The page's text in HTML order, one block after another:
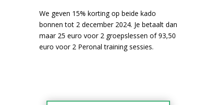
We geven 15% korting op beide kado
bonnen tot 2 december 2024. Je betaalt dan
maar 25 euro voor 2 groepslessen of 93,50
euro voor 2 Peronal training sessies.